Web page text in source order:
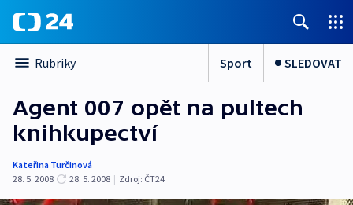
Rubriky Sport SLEDOVAT
Agent 007 opět na pultech
knihkupectví
Kateřina Turčinová
28. 5. 2008
28. 5. 2008 | Zdroj: ČT24